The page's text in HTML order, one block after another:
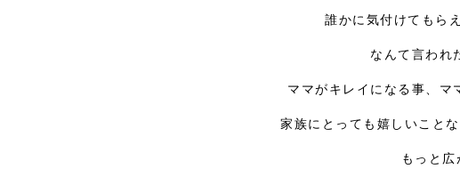
誰かに気付けてもら
なんて言われ
ママがキレイになる事、マ
家族にとっても嬉しいこと
もっと広